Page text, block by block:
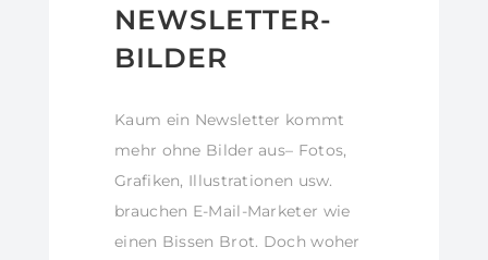
NEWSLETTER-
BILDER
Kaum ein Newsletter kommt
mehr ohne Bilder aus– Fotos,
Grafiken, Illustrationen usw.
brauchen E-Mail-Marketer wie
einen Bissen Brot. Doch woher